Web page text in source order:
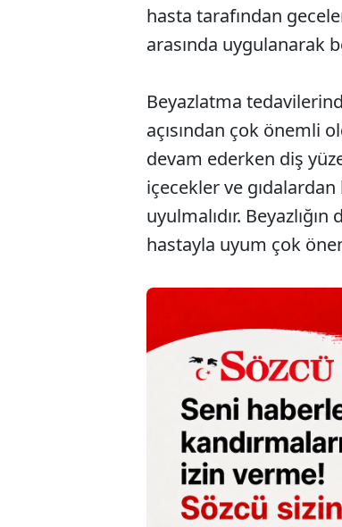
hasta tarafından
arasında uygulanarak
Beyazlatma
açısından çok önemli
devam ederken diş
içecekler ve gıdalardan
uyulmalıdır. Beyazlığın
hastayla uyum çok